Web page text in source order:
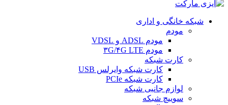
شبکه خانگی و اداری
مودم
مودم ADSL و VDSL
مودم ۳G/۴G LTE
کارت شبکه
کارت شبکه وایرلس USB
کارت شبکه PCIe
لوازم جانبی شبکه
سوییچ شبکه